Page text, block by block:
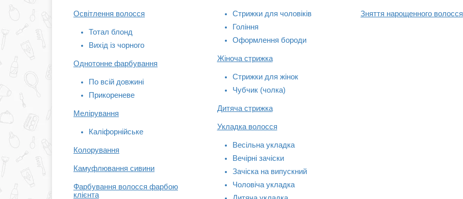
Освітлення волосся
Тотал блонд
Вихід із чорного
Однотонне фарбування
По всій довжині
Прикореневе
Мелірування
Каліфорнійське
Колорування
Камуфлювання сивини
Фарбування волосся фарбою
клієнта
Стрижки для чоловіків
Гоління
Оформлення бороди
Жіноча стрижка
Стрижки для жінок
Чубчик (чолка)
Дитяча стрижка
Укладка волосся
Весільна укладка
Вечірні зачіски
Зачіска на випускний
Чоловіча укладка
Зняття нарощенного волосся